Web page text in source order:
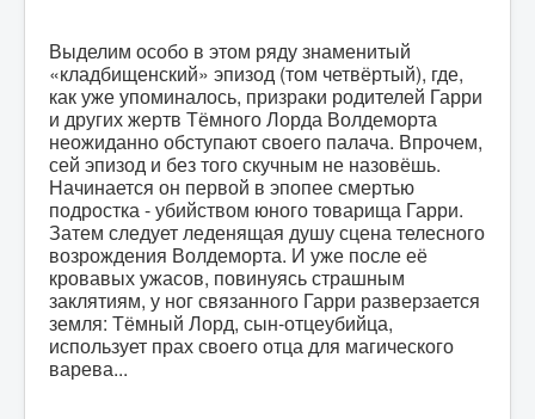
Выделим особо в этом ряду знаменитый
«кладбищенский» эпизод (том четвёртый), где,
как уже упоминалось, призраки родителей Гарри
и других жертв Тёмного Лорда Волдеморта
неожиданно обступают своего палача. Впрочем,
сей эпизод и без того скучным не назовёшь.
Начинается он первой в эпопее смертью
подростка - убийством юного товарища Гарри.
Затем следует леденящая душу сцена телесного
возрождения Волдеморта. И уже после её
кровавых ужасов, повинуясь страшным
заклятиям, у ног связанного Гарри разверзается
земля: Тёмный Лорд, сын-отцеубийца,
использует прах своего отца для магического
варева...